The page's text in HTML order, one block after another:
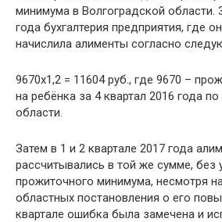
минимума в Волгоградской области.
года бухгалтерия предприятия, где
начислила алименты согласно
9670х1,2 = 11604 руб., где 9670 –
на ребёнка за 4 квартал 2016 года
области.
Затем в 1 и 2 квартале 2017 года
рассчитывались в той же сумме, без
прожиточного минимума, несмотря
областных постановления о его
квартале ошибка была замечена и